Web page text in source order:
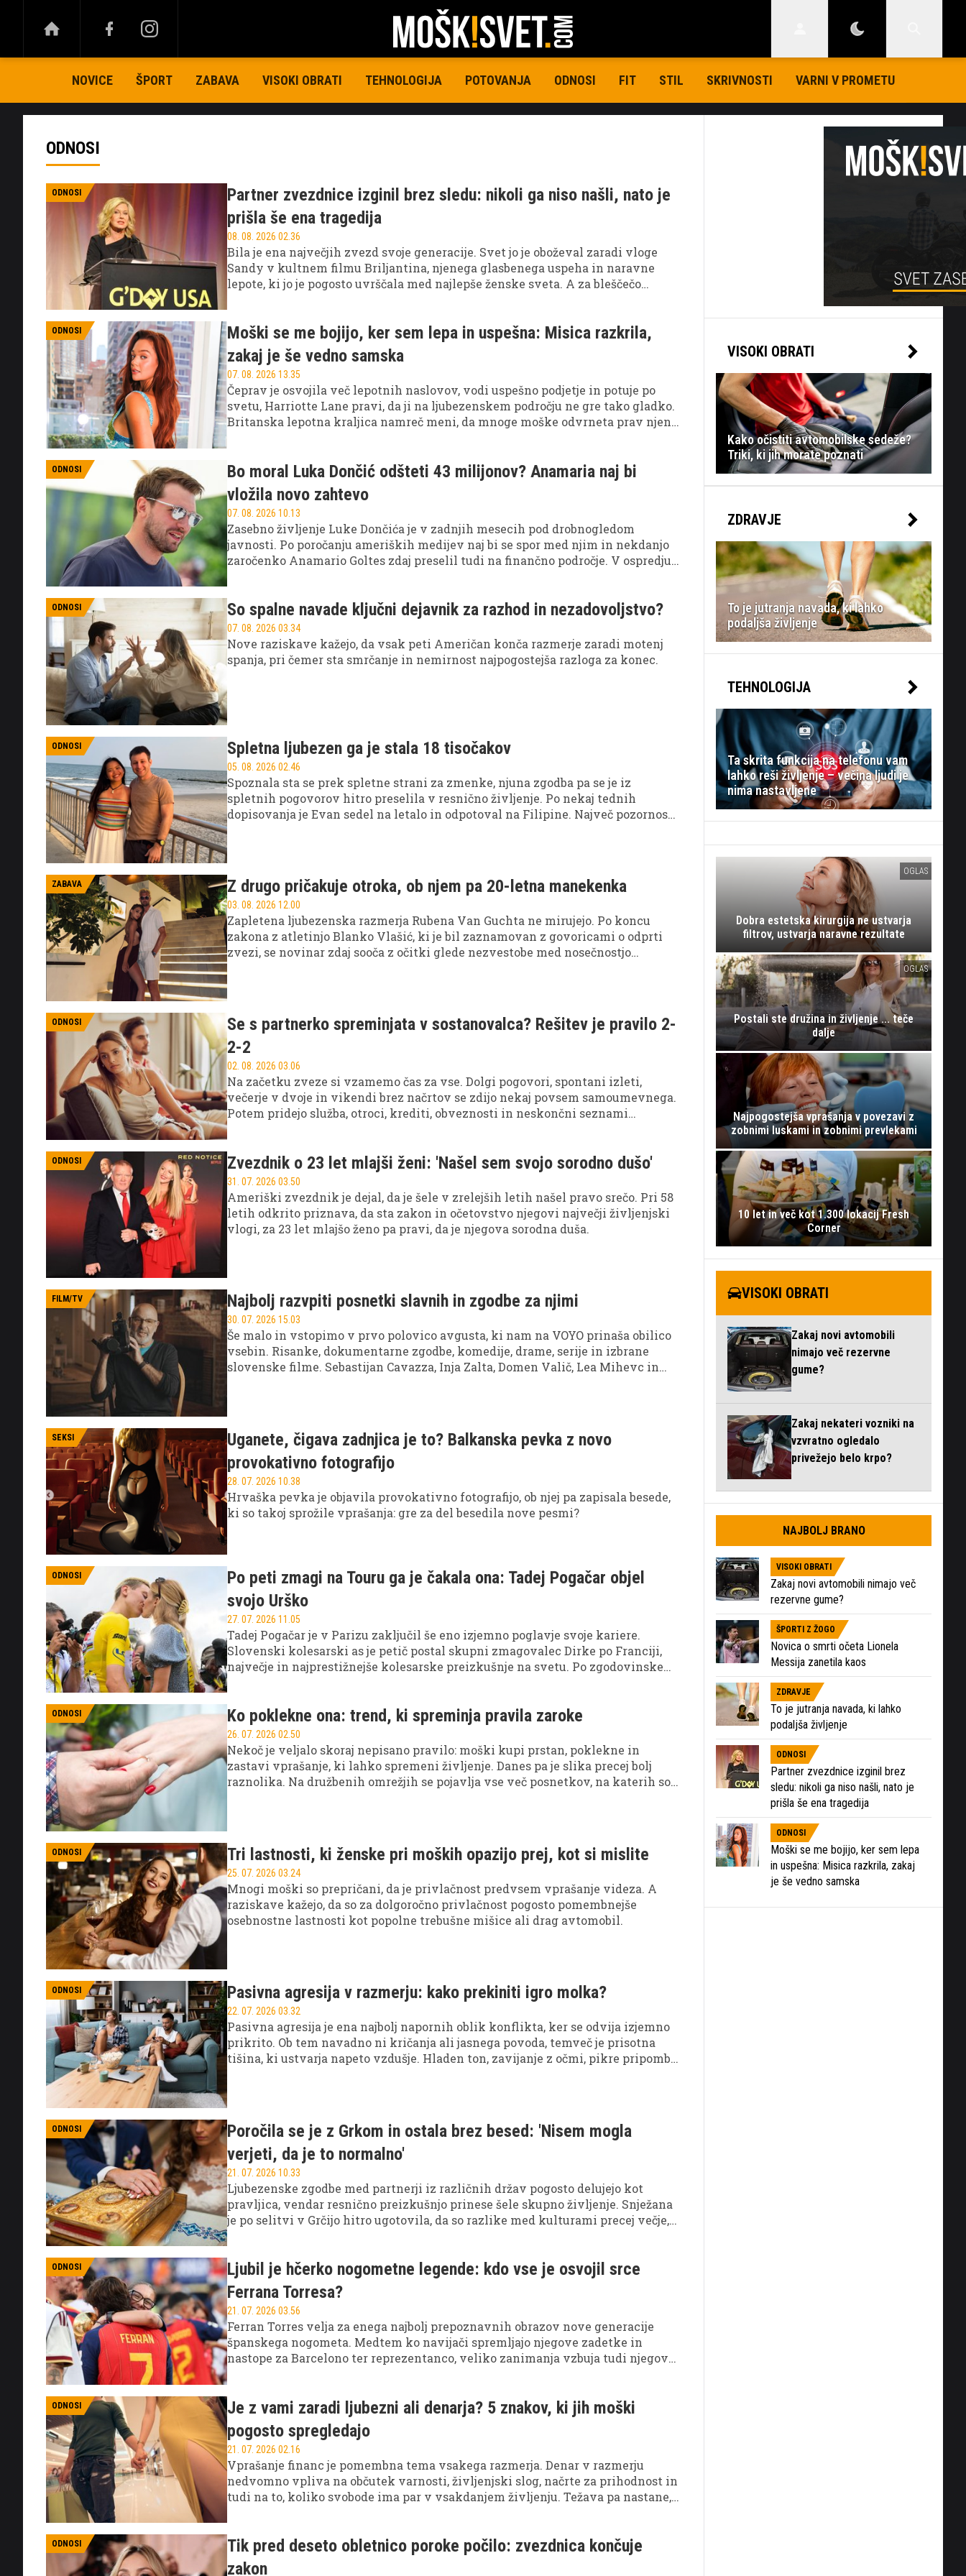
NOVICE ŠPORT ZABAVA VISOKI OBRATI TEHNOLOGIJA POTOVANJA ODNOSI FIT STIL SKRIVNOSTI VARNI V PROMETU
ODNOSI
ODNOSI
Partner zvezdnice izginil brez sledu: nikoli ga niso našli, nato je
prišla še ena tragedija
08. 08. 2026 02.36
Bila je ena največjih zvezd svoje generacije. Svet jo je oboževal zaradi vloge
Sandy v kultnem filmu Briljantina, njenega glasbenega uspeha in naravne
lepote, ki jo je pogosto uvrščala med najlepše ženske sveta. A za bleščečo
ODNOSI
Moški se me bojijo, ker sem lepa in uspešna: Misica razkrila,
zakaj je še vedno samska
07. 08. 2026 13.35
Čeprav je osvojila več lepotnih naslovov, vodi uspešno podjetje in potuje po
svetu, Harriotte Lane pravi, da ji na ljubezenskem področju ne gre tako gladko.
Britanska lepotna kraljica namreč meni, da mnoge moške odvrneta prav njen
ODNOSI
Bo moral Luka Dončić odšteti 43 milijonov? Anamaria naj bi
vložila novo zahtevo
07. 08. 2026 10.13
Zasebno življenje Luke Dončića je v zadnjih mesecih pod drobnogledom
javnosti. Po poročanju ameriških medijev naj bi se spor med njim in nekdanjo
zaročenko Anamario Goltes zdaj preselil tudi na finančno področje. V ospredju
ODNOSI So spalne navade ključni dejavnik za razhod in nezadovoljstvo?
07. 08. 2026 03.34
Nove raziskave kažejo, da vsak peti Američan konča razmerje zaradi motenj
spanja, pri čemer sta smrčanje in nemirnost najpogostejša razloga za konec.
ODNOSI Spletna ljubezen ga je stala 18 tisočakov
05. 08. 2026 02.46
Spoznala sta se prek spletne strani za zmenke, njuna zgodba pa se je iz
spletnih pogovorov hitro preselila v resnično življenje. Po nekaj tednih
dopisovanja je Evan sedel na letalo in odpotoval na Filipine. Največ pozornosti
ZABAVA Z drugo pričakuje otroka, ob njem pa 20-letna manekenka
03. 08. 2026 12.00
Zapletena ljubezenska razmerja Rubena Van Guchta ne mirujejo. Po koncu
zakona z atletinjo Blanko Vlašić, ki je bil zaznamovan z govoricami o odprti
zvezi, se novinar zdaj sooča z očitki glede nezvestobe med nosečnostjo
ODNOSI
Se s partnerko spreminjata v sostanovalca? Rešitev je pravilo 2-
2-2
02. 08. 2026 03.06
Na začetku zveze si vzamemo čas za vse. Dolgi pogovori, spontani izleti,
večerje v dvoje in vikendi brez načrtov se zdijo nekaj povsem samoumevnega.
Potem pridejo služba, otroci, krediti, obveznosti in neskončni seznami
ODNOSI Zvezdnik o 23 let mlajši ženi: 'Našel sem svojo sorodno dušo'
31. 07. 2026 03.50
Ameriški zvezdnik je dejal, da je šele v zrelejših letih našel pravo srečo. Pri 58
letih odkrito priznava, da sta zakon in očetovstvo njegovi največji življenjski
vlogi, za 23 let mlajšo ženo pa pravi, da je njegova sorodna duša.
FILM/TV Najbolj razvpiti posnetki slavnih in zgodbe za njimi
30. 07. 2026 15.03
Še malo in vstopimo v prvo polovico avgusta, ki nam na VOYO prinaša obilico
vsebin. Risanke, dokumentarne zgodbe, komedije, drame, serije in izbrane
slovenske filme. Sebastijan Cavazza, Inja Zalta, Domen Valič, Lea Mihevc in
SEKSI
Uganete, čigava zadnjica je to? Balkanska pevka z novo
provokativno fotografijo
28. 07. 2026 10.38
Hrvaška pevka je objavila provokativno fotografijo, ob njej pa zapisala besede,
ki so takoj sprožile vprašanja: gre za del besedila nove pesmi?
ODNOSI
Po peti zmagi na Touru ga je čakala ona: Tadej Pogačar objel
svojo Urško
27. 07. 2026 11.05
Tadej Pogačar je v Parizu zaključil še eno izjemno poglavje svoje kariere.
Slovenski kolesarski as je petič postal skupni zmagovalec Dirke po Franciji,
največje in najprestižnejše kolesarske preizkušnje na svetu. Po zgodovinskem
ODNOSI Ko poklekne ona: trend, ki spreminja pravila zaroke
26. 07. 2026 02.50
Nekoč je veljalo skoraj nepisano pravilo: moški kupi prstan, poklekne in
zastavi vprašanje, ki lahko spremeni življenje. Danes pa je slika precej bolj
raznolika. Na družbenih omrežjih se pojavlja vse več posnetkov, na katerih so
ODNOSI Tri lastnosti, ki ženske pri moških opazijo prej, kot si mislite
25. 07. 2026 03.24
Mnogi moški so prepričani, da je privlačnost predvsem vprašanje videza. A
raziskave kažejo, da so za dolgoročno privlačnost pogosto pomembnejše
osebnostne lastnosti kot popolne trebušne mišice ali drag avtomobil.
ODNOSI Pasivna agresija v razmerju: kako prekiniti igro molka?
22. 07. 2026 03.32
Pasivna agresija je ena najbolj napornih oblik konflikta, ker se odvija izjemno
prikrito. Ob tem navadno ni kričanja ali jasnega povoda, temveč je prisotna
tišina, ki ustvarja napeto vzdušje. Hladen ton, zavijanje z očmi, pikre pripombe
ODNOSI
Poročila se je z Grkom in ostala brez besed: 'Nisem mogla
verjeti, da je to normalno'
21. 07. 2026 10.33
Ljubezenske zgodbe med partnerji iz različnih držav pogosto delujejo kot
pravljica, vendar resnično preizkušnjo prinese šele skupno življenje. Snježana
je po selitvi v Grčijo hitro ugotovila, da so razlike med kulturami precej večje,
ODNOSI
Ljubil je hčerko nogometne legende: kdo vse je osvojil srce
Ferrana Torresa?
21. 07. 2026 03.56
Ferran Torres velja za enega najbolj prepoznavnih obrazov nove generacije
španskega nogometa. Medtem ko navijači spremljajo njegove zadetke in
nastope za Barcelono ter reprezentanco, veliko zanimanja vzbuja tudi njegovo
ODNOSI
Je z vami zaradi ljubezni ali denarja? 5 znakov, ki jih moški
pogosto spregledajo
21. 07. 2026 02.16
Vprašanje financ je pomembna tema vsakega razmerja. Denar v razmerju
nedvomno vpliva na občutek varnosti, življenjski slog, načrte za prihodnost in
tudi na to, koliko svobode ima par v vsakdanjem življenju. Težava pa nastane,
ODNOSI
Tik pred deseto obletnico poroke počilo: zvezdnica končuje
zakon
VISOKI OBRATI
Kako očistiti avtomobilske sedeže?
Triki, ki jih morate poznati
ZDRAVJE
To je jutranja navada, ki lahko
podaljša življenje
TEHNOLOGIJA
Ta skrita funkcija na telefonu vam
lahko reši življenje – večina ljudi je
nima nastavljene
OGLAS
Dobra estetska kirurgija ne ustvarja
filtrov, ustvarja naravne rezultate
OGLAS
Postali ste družina in življenje ... teče
dalje
Najpogostejša vprašanja v povezavi z
zobnimi luskami in zobnimi prevlekami
10 let in več kot 1.300 lokacij Fresh
Corner
VISOKI OBRATI
Zakaj novi avtomobili
nimajo več rezervne
gume?
Zakaj nekateri vozniki na
vzvratno ogledalo
privežejo belo krpo?
NAJBOLJ BRANO
VISOKI OBRATI
Zakaj novi avtomobili nimajo več
rezervne gume?
ŠPORTI Z ŽOGO
Novica o smrti očeta Lionela
Messija zanetila kaos
ZDRAVJE
To je jutranja navada, ki lahko
podaljša življenje
ODNOSI
Partner zvezdnice izginil brez
sledu: nikoli ga niso našli, nato je
prišla še ena tragedija
ODNOSI
Moški se me bojijo, ker sem lepa
in uspešna: Misica razkrila, zakaj
je še vedno samska